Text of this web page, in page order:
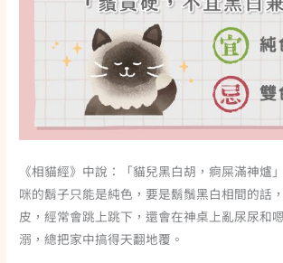
《相貓經》中說：「貓兒黑白胡，痾屎滿神爐
咪的鬍子只能是純色，要是鬍鬚黑白相間的話
皮，經常會跳上跳下，還會在神桌上亂尿尿和
溺，總把家中搞得天翻地覆。